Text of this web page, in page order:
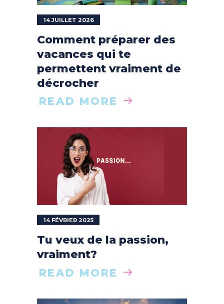
14 JUILLET 2026
Comment préparer des
vacances qui te
permettent vraiment de
décrocher
READ MORE
14 FÉVRIER 2025
Tu veux de la passion,
vraiment?
READ MORE